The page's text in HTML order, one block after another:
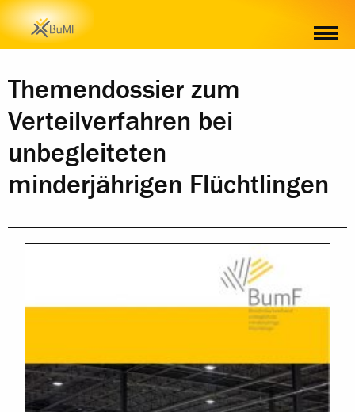
INHALT BESTELLUNG
Themendossier zum
Verteilverfahren bei
unbegleiteten
minderjährigen Flüchtlingen